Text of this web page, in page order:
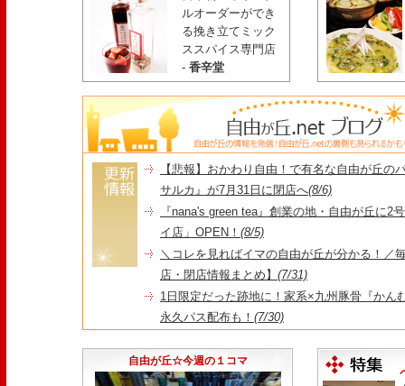
ルオーダーができ
る挽き立てミック
ススパイス専門店
- 香辛堂
【悲報】おかわり自由！で有名な自由が丘の
サルカ』が7月31日に閉店へ(8/6)
『nana's green tea』創業の地・自由が丘に2
イ店」OPEN！ (8/5)
＼コレを見ればイマの自由が丘が分かる！／
店・閉店情報まとめ】 (7/31)
1日限定だった跡地に！家系×九州豚骨『かん
永久パス配布も！ (7/30)
由が丘店』が閉店
自由が丘☆今週の１コマ